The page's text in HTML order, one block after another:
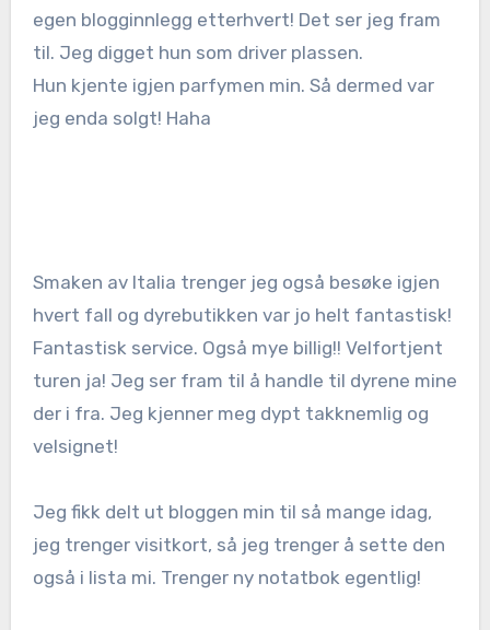
egen blogginnlegg etterhvert! Det ser jeg fram
til. Jeg digget hun som driver plassen.
Hun kjente igjen parfymen min. Så dermed var
jeg enda solgt! Haha
Smaken av Italia trenger jeg også besøke igjen
hvert fall og dyrebutikken var jo helt fantastisk!
Fantastisk service. Også mye billig!! Velfortjent
turen ja! Jeg ser fram til å handle til dyrene mine
der i fra. Jeg kjenner meg dypt takknemlig og
velsignet!
Jeg fikk delt ut bloggen min til så mange idag,
jeg trenger visitkort, så jeg trenger å sette den
også i lista mi. Trenger ny notatbok egentlig!